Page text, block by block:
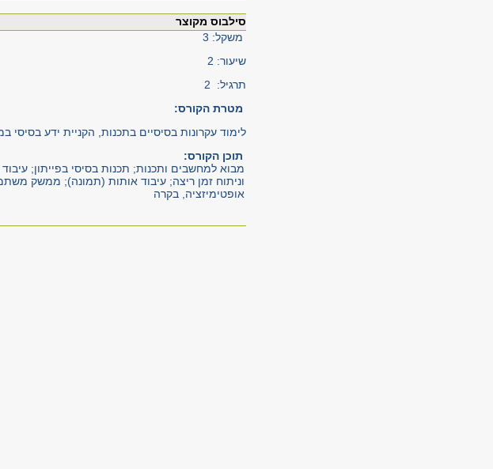
סילבוס מקוצר
משקל: 3
שיעור: 2
תרגיל: 2
מטרת הקורס:
לימוד עקרונות בסיסיים בתכנות, הקניית ידע
תוכן הקורס:
מבוא למחשבים ותכנות; תכנות בסיסי בפייתון;
וניתוח זמן ריצה; עיבוד אותות (תמונה); ממשק
אופטימיזציה, בקרה